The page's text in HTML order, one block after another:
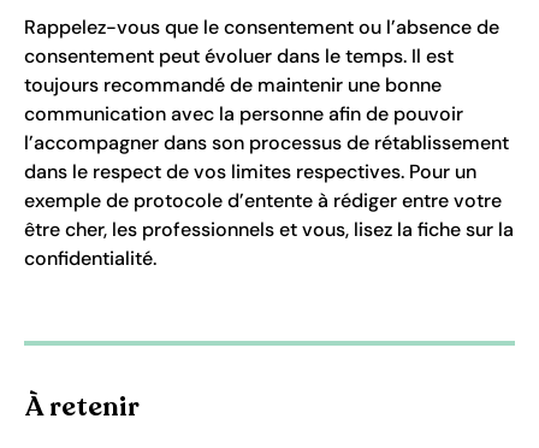
Rappelez-vous que le consentement ou l’absence de
consentement peut évoluer dans le temps. Il est
toujours recommandé de maintenir une bonne
communication avec la personne afin de pouvoir
l’accompagner dans son processus de rétablissement
dans le respect de vos limites respectives. Pour un
exemple de protocole d’entente à rédiger entre votre
être cher, les professionnels et vous, lisez la fiche sur la
confidentialité.
À retenir